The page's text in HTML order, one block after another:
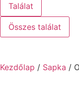
Találat
Összes találat
Kezdőlap / Sapka /